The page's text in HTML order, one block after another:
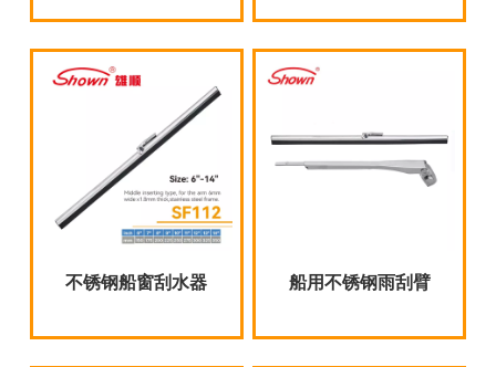
不锈钢船窗刮水器 船用不锈钢雨刮臂